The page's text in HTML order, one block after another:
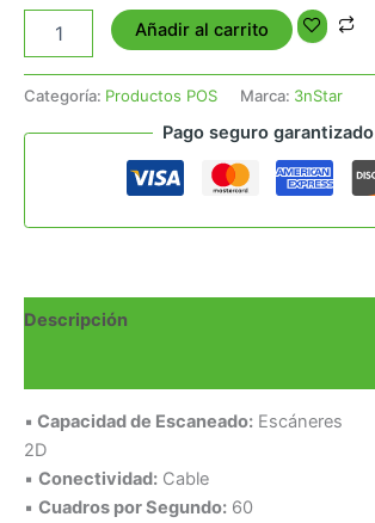
Añadir al carrito
Categoría: Productos POS Marca: 3nStar
Pago seguro garantizado
Descripción
▪ Capacidad de Escaneado: Escáneres
2D
▪ Conectividad: Cable
▪ Cuadros por Segundo: 60